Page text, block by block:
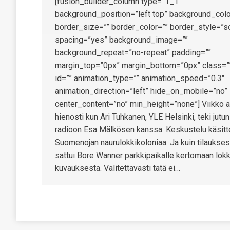
background_position=”left top”
border_size=”” border_color=””
spacing=”yes” background_image=””
background_repeat=”no-repeat” padding=””
margin_top=”0px” margin_bottom=”0px”
id=”” animation_type=”” animation_speed=”0.3″
animation_direction=”left” hide_on_mobile=”no”
center_content=”no” min_height=”none”] Viikko
hienosti kun Ari Tuhkanen, YLE Helsinki, teki jutun
radioon Esa Mälkösen kanssa. Keskustelu
Suomenojan naurulokkikoloniaa. Ja kuin
sattui Bore Wanner parkkipaikalle kertomaan
kuvauksesta. Valitettavasti tätä ei…